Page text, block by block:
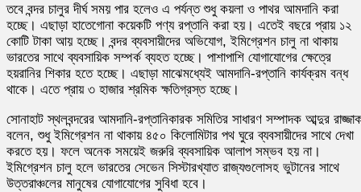
তবে বন্দর চালুর দীর্ঘ সময় পার হলেও এ পর্যন্ত শুধু কয়লা ও পাথর আমদানি করা
হচ্ছে। এছাড়া হাতেগোনা কয়েকটি পণ্য রপ্তানি করা হয়। এতেই বছরে প্রায় ১২
কোটি টাকা আয় হচ্ছে। বন্দর ব্যবসায়ীদের অভিযোগ, ইমিগ্রেশন চালু না থাকায়
ভারতের সাথে ব্যবসায়িক সম্পর্ক ব্যহত হচ্ছে। পাশাপাশি যোগাযোগের ক্ষেত্রে
হয়রানির শিকার হতে হচ্ছে। এছাড়া মাঝেমধ্যেই আমদানি-রপ্তানি কার্যক্রম বন্ধ
থাকে। এতে প্রায় ৩ হাজার শ্রমিক ক্ষতিগ্রস্ত হচ্ছে।
সোনাহাট স্থলবন্দরের আমদানি-রপ্তানিকারক সমিতির সাধারণ সম্পাদক আব্দুর
বলেন, শুধু ইমিগ্রেশন না থাকায় ৪৫০ কিলোমিটার পথ ঘুরে ব্যবসায়ীদের সাথে দেখা
করতে হয়। ফলে অনেক সময়েই জরুরি ব্যবসায়িক আলাপ সম্ভব হয় না।
ইমিগ্রেশন চালু হলে ভারতের সেভেন সিস্টারখ্যাত রাজ্যগুলোসহ ভুটানের সাথে
উত্তরাঞ্চলের মানুষের যোগাযোগের সুবিধা হবে।